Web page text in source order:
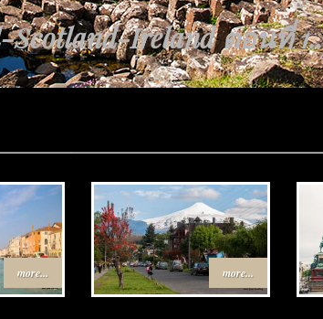
Ireland ตอนที่ 1..
Jordan ตอนที่ 4 ตอนจบ..
more... more...